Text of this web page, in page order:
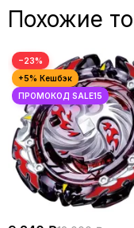
Похожие
−23%